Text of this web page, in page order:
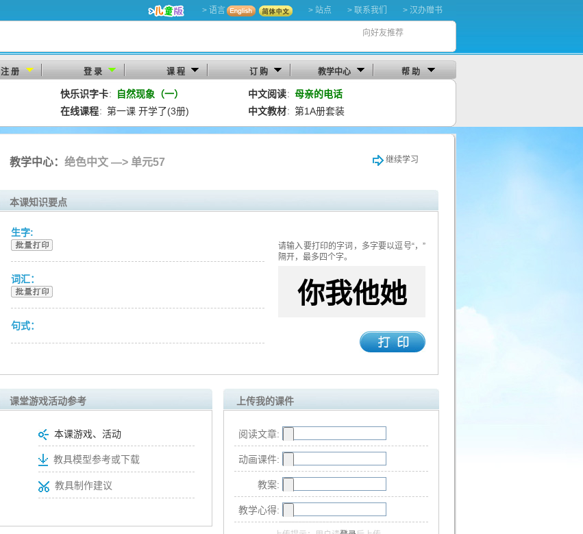
> 语言 > 站点 > 联系我们 > 汉办赠书
向好友推荐
注 册 登 录 课 程 订 购 教学中心 帮 助
快乐识字卡： 自然现象（一） 中文阅读： 母亲的电话
在线课程： 第一课 开学了(3册) 中文教材： 第1A册套装
教学中心： 绝色中文 —> 单元57 继续学习
本课知识要点
生字:
词汇：
句式：
请输入要打印的字词，多字要以逗号“，”
隔开，最多四个字。
课堂游戏活动参考
本课游戏、活动
教具模型参考或下载
教具制作建议
上传我的课件
阅读文章:
动画课件:
教案:
教学心得: